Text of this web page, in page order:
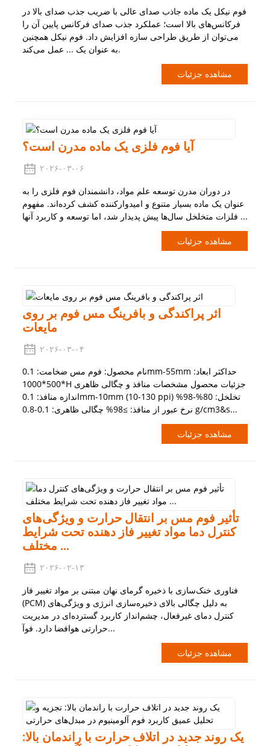
فوم نیکل یک ماده جاذب صدای عالی با ضریب جذب صدای بالا در
فرکانس‌های بالا است؛ عملکرد جذب صدای فرکانس پایین آن را
می‌توان از طریق طراحی سازه افزایش داد. فوم نیکل همچنین
به عنوان یک ... عمل می‌کند.
مشاهده جزئیات
آیا فوم فلزی یک ماده مدرن است؟
۲۰۲۶-۰۳-۰۶
در دوران مدرن توسعه علم مواد، دانشمندان فوم فلزی را به
عنوان یک ماده بسیار متنوع و امیدوارکننده کشف کرده‌اند. مفهوم
فلزات متخلخل سال‌ها پیش پدیدار شد، اما توسعه و کاربرد آنها ...
مشاهده جزئیات
اثر پراکندگی و بافرینگ مس فوم بر روی
مایعات
۲۰۲۶-۰۳-۰۴
نام محصول: فوم مس ضخامت: 0.1mm-55mm حداکثر ابعاد:
500*1000*H جزئیات محصول مشخصات منافذ و چگالی ظاهری
اندازه منافذ: 0.1mm-10mm (10-130 ppi) تخلخل: 80%-98%
نرخ عبور از منافذ: ≥98% چگالی ظاهری: 0.1-0.8 g/cm3&s...
مشاهده جزئیات
تأثیر فوم مس بر انتقال حرارت و ویژگی‌های
کنترل دما مواد تغییر فاز دهنده تحت شرایط
مختلف ...
۲۰۲۶-۰۲-۱۳
فناوری خنک‌سازی با ذخیره گرمای نهان مبتنی بر مواد تغییر فاز
(PCM) به دلیل چگالی بالای ذخیره‌سازی انرژی و ویژگی‌های
کنترل دمای غیرفعال، چشم‌انداز کاربرد گسترده‌ای در مدیریت
حرارتی هوافضا دارد. فوآ...
مشاهده جزئیات
یک روند جدید در اتلاف حرارت با راندمان بالا: